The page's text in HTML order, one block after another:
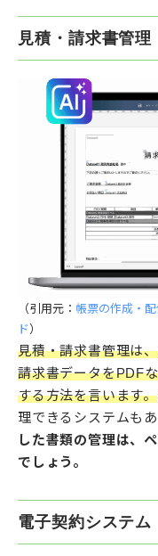
見積・請求書管理
（引用元： 帳票の作成・
ド ）
見積・請求書管理は
請求書データをPDF
する方法を言います。
理できるシステムも
した書類の管理は、
でしょう。
電子契約システム